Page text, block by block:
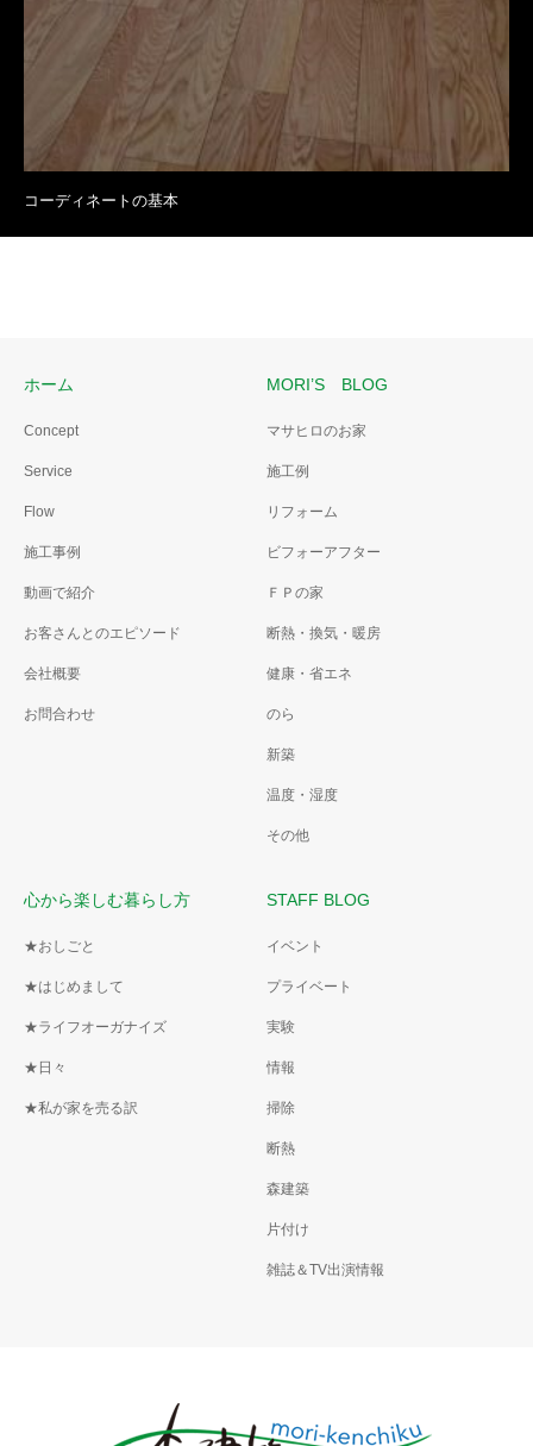
コーディネートの基本
ホーム
Concept
Service
Flow
施工事例
動画で紹介
お客さんとのエピソード
会社概要
お問合わせ
MORI’S BLOG
マサヒロのお家
施工例
リフォーム
ビフォーアフター
ＦＰの家
断熱・換気・暖房
健康・省エネ
のら
新築
温度・湿度
その他
心から楽しむ暮らし方
★おしごと
★はじめまして
★ライフオーガナイズ
★日々
★私が家を売る訳
STAFF BLOG
イベント
プライベート
実験
情報
掃除
断熱
森建築
片付け
雑誌＆TV出演情報